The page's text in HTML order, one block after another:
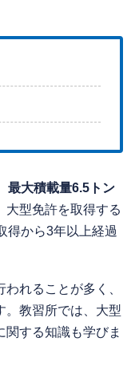
最大積載量6.5トン
大型免許を取得する
得から3年以上経過
れることが多く、
。教習所では、大型
する知識も学びま